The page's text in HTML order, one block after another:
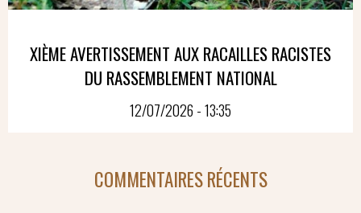
XIÈME AVERTISSEMENT AUX RACAILLES RACISTES
DU RASSEMBLEMENT NATIONAL
12/07/2026 - 13:35
COMMENTAIRES RÉCENTS